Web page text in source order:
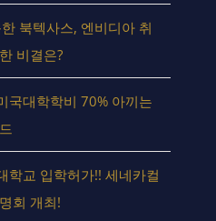
북텍사스, 엔비디아 취
비결은?
국대학학비 70% 아끼는
학교 입학허가!! 세네카컬
회 개최!